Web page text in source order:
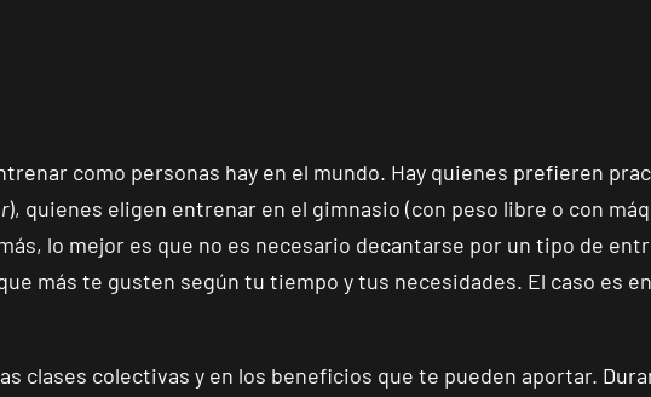
como personas hay en el mundo. Hay quienes prefieren
), quienes eligen entrenar en el gimnasio (con peso libre o con
lo mejor es que no es necesario decantarse por un tipo de
más te gusten según tu tiempo y tus necesidades. El caso es
clases colectivas y en los beneficios que te pueden aportar.